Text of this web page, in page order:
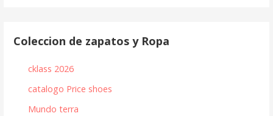
Coleccion de zapatos y Ropa
cklass 2026
catalogo Price shoes
Mundo terra